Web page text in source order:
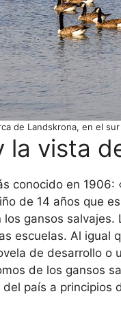
de Landskrona, en el
la vista
conocido en
de 14 años que
gansos
escuelas. Al igual
de desarrollo
de los gansos
país a